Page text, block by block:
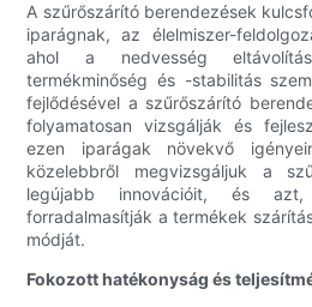
A szűrőszárító berendezések
iparágnak, az élelmiszer-
ahol a nedvesség
termékminőség és -stabilitás
fejlődésével a szűrőszárító
folyamatosan vizsgálják és
ezen iparágak növekvő
közelebbről megvizsgáljuk a
legújabb innovációit, és
forradalmasítják a termékek
módját.
Fokozott hatékonyság és